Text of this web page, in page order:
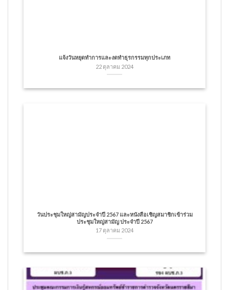
แจ้งวันหยุดทำการและงดทำธุรกรรมทุกประเภท
22 ตุลาคม 2024
วันประชุมใหญ่สามัญประจำปี 2567 และหนังสือเชิญสมาชิกเข้าร่วม
ประชุมใหญ่สามัญ ประจำปี 2567
17 ตุลาคม 2024